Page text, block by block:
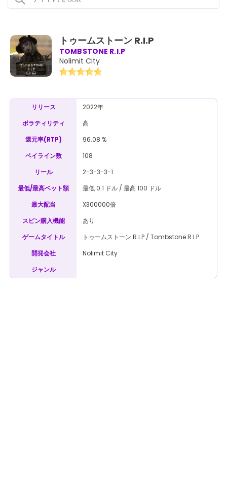
トゥームストーン R.I.P
TOMBSTONE R.I.P
Nolimit City
リリース 2022年
ボラティリティ 高
還元率(RTP) 96.08 %
ペイライン数 108
リール 2-3-3-3-1
最低/最高ベット額 最低 0.1 ドル / 最高 100 ドル
最大配当 X300000倍
スピン購入機能 あり
ゲームタイトル トゥームストーン R.I.P / Tombstone R.I.P
開発会社 Nolimit City
ジャンル